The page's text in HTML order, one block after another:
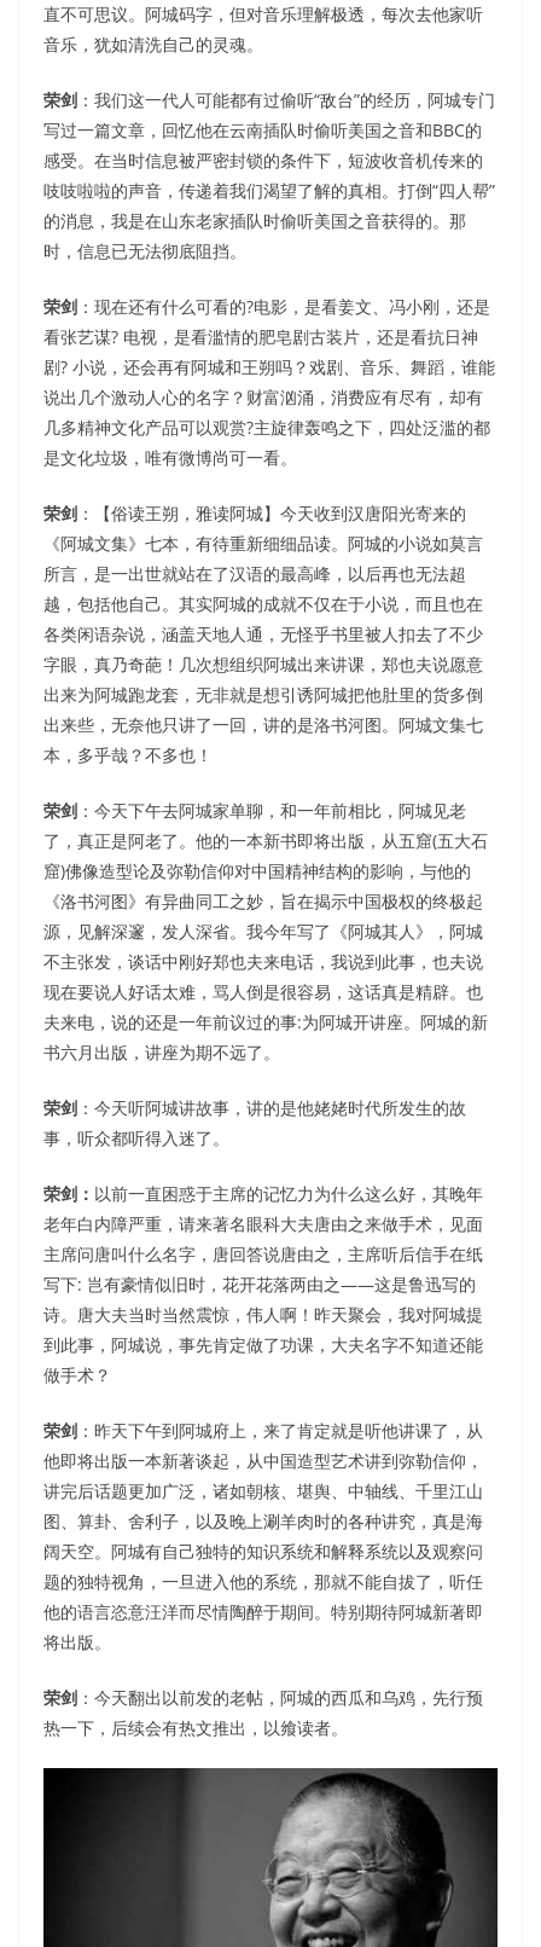
直不可思议。阿城码字，但对音乐理解极透，每次去他家听
音乐，犹如清洗自己的灵魂。
荣剑 ：我们这一代人可能都有过偷听“敌台”的经历，阿城专门
写过一篇文章，回忆他在云南插队时偷听美国之音和BBC的
感受。在当时信息被严密封锁的条件下，短波收音机传来的
吱吱啦啦的声音，传递着我们渴望了解的真相。打倒“四人帮”
的消息，我是在山东老家插队时偷听美国之音获得的。那
时，信息已无法彻底阻挡。
荣剑 ：现在还有什么可看的?电影，是看姜文、冯小刚，还是
看张艺谋? 电视，是看滥情的肥皂剧古装片，还是看抗日神
剧? 小说，还会再有阿城和王朔吗？戏剧、音乐、舞蹈，谁能
说出几个激动人心的名字？财富汹涌，消费应有尽有，却有
几多精神文化产品可以观赏?主旋律轰鸣之下，四处泛滥的都
是文化垃圾，唯有微博尚可一看。
荣剑 ：【俗读王朔，雅读阿城】今天收到汉唐阳光寄来的
《阿城文集》七本，有待重新细细品读。阿城的小说如莫言
所言，是一出世就站在了汉语的最高峰，以后再也无法超
越，包括他自己。其实阿城的成就不仅在于小说，而且也在
各类闲语杂说，涵盖天地人通，无怪乎书里被人扣去了不少
字眼，真乃奇葩！几次想组织阿城出来讲课，郑也夫说愿意
出来为阿城跑龙套，无非就是想引诱阿城把他肚里的货多倒
出来些，无奈他只讲了一回，讲的是洛书河图。阿城文集七
本，多乎哉？不多也！
荣剑 ：今天下午去阿城家单聊，和一年前相比，阿城见老
了，真正是阿老了。他的一本新书即将出版，从五窟(五大石
窟)佛像造型论及弥勒信仰对中国精神结构的影响，与他的
《洛书河图》有异曲同工之妙，旨在揭示中国极权的终极起
源，见解深邃，发人深省。我今年写了《阿城其人》，阿城
不主张发，谈话中刚好郑也夫来电话，我说到此事，也夫说
现在要说人好话太难，骂人倒是很容易，这话真是精辟。也
夫来电，说的还是一年前议过的事:为阿城开讲座。阿城的新
书六月出版，讲座为期不远了。
荣剑 ：今天听阿城讲故事，讲的是他姥姥时代所发生的故
事，听众都听得入迷了。
荣剑： 以前一直困惑于主席的记忆力为什么这么好，其晚年
老年白内障严重，请来著名眼科大夫唐由之来做手术，见面
主席问唐叫什么名字，唐回答说唐由之，主席听后信手在纸
写下: 岂有豪情似旧时，花开花落两由之——这是鲁迅写的
诗。唐大夫当时当然震惊，伟人啊！昨天聚会，我对阿城提
到此事，阿城说，事先肯定做了功课，大夫名字不知道还能
做手术？
荣剑 ：昨天下午到阿城府上，来了肯定就是听他讲课了，从
他即将出版一本新著谈起，从中国造型艺术讲到弥勒信仰，
讲完后话题更加广泛，诸如朝核、堪舆、中轴线、千里江山
图、算卦、舍利子，以及晚上涮羊肉时的各种讲究，真是海
阔天空。阿城有自己独特的知识系统和解释系统以及观察问
题的独特视角，一旦进入他的系统，那就不能自拔了，听任
他的语言恣意汪洋而尽情陶醉于期间。特别期待阿城新著即
将出版。
荣剑 ：今天翻出以前发的老帖，阿城的西瓜和乌鸡，先行预
热一下，后续会有热文推出，以飨读者。